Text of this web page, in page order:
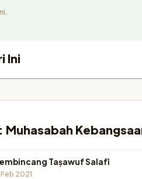
Ini
Muhasabah
Taṣawuf Salafī
Feb 2021